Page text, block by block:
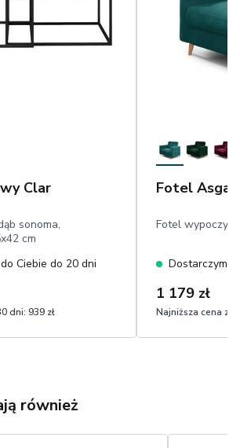
Clar
sonoma,
cm
Ciebie do 20 dni
dni: 939 zł
Fotel
Fotel
Dostarczymy
1 179 zł
Najniższa cena z
również